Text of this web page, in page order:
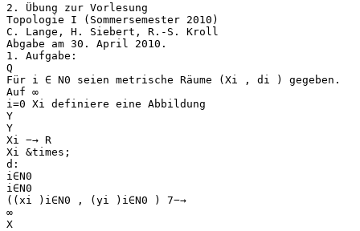
2. Übung zur Vorlesung
Topologie I (Sommersemester 2010)
C. Lange, H. Siebert, R.-S. Kroll
Abgabe am 30. April 2010.
1. Aufgabe:
Q
Für i ∈ N0 seien metrische Räume (Xi , di ) gegeben.
Auf ∞
i=0 Xi definiere eine Abbildung
Y
Y
Xi −→ R
Xi &times;
d:
i∈N0
i∈N0
((xi )i∈N0 , (yi )i∈N0 ) 7−→
∞
X